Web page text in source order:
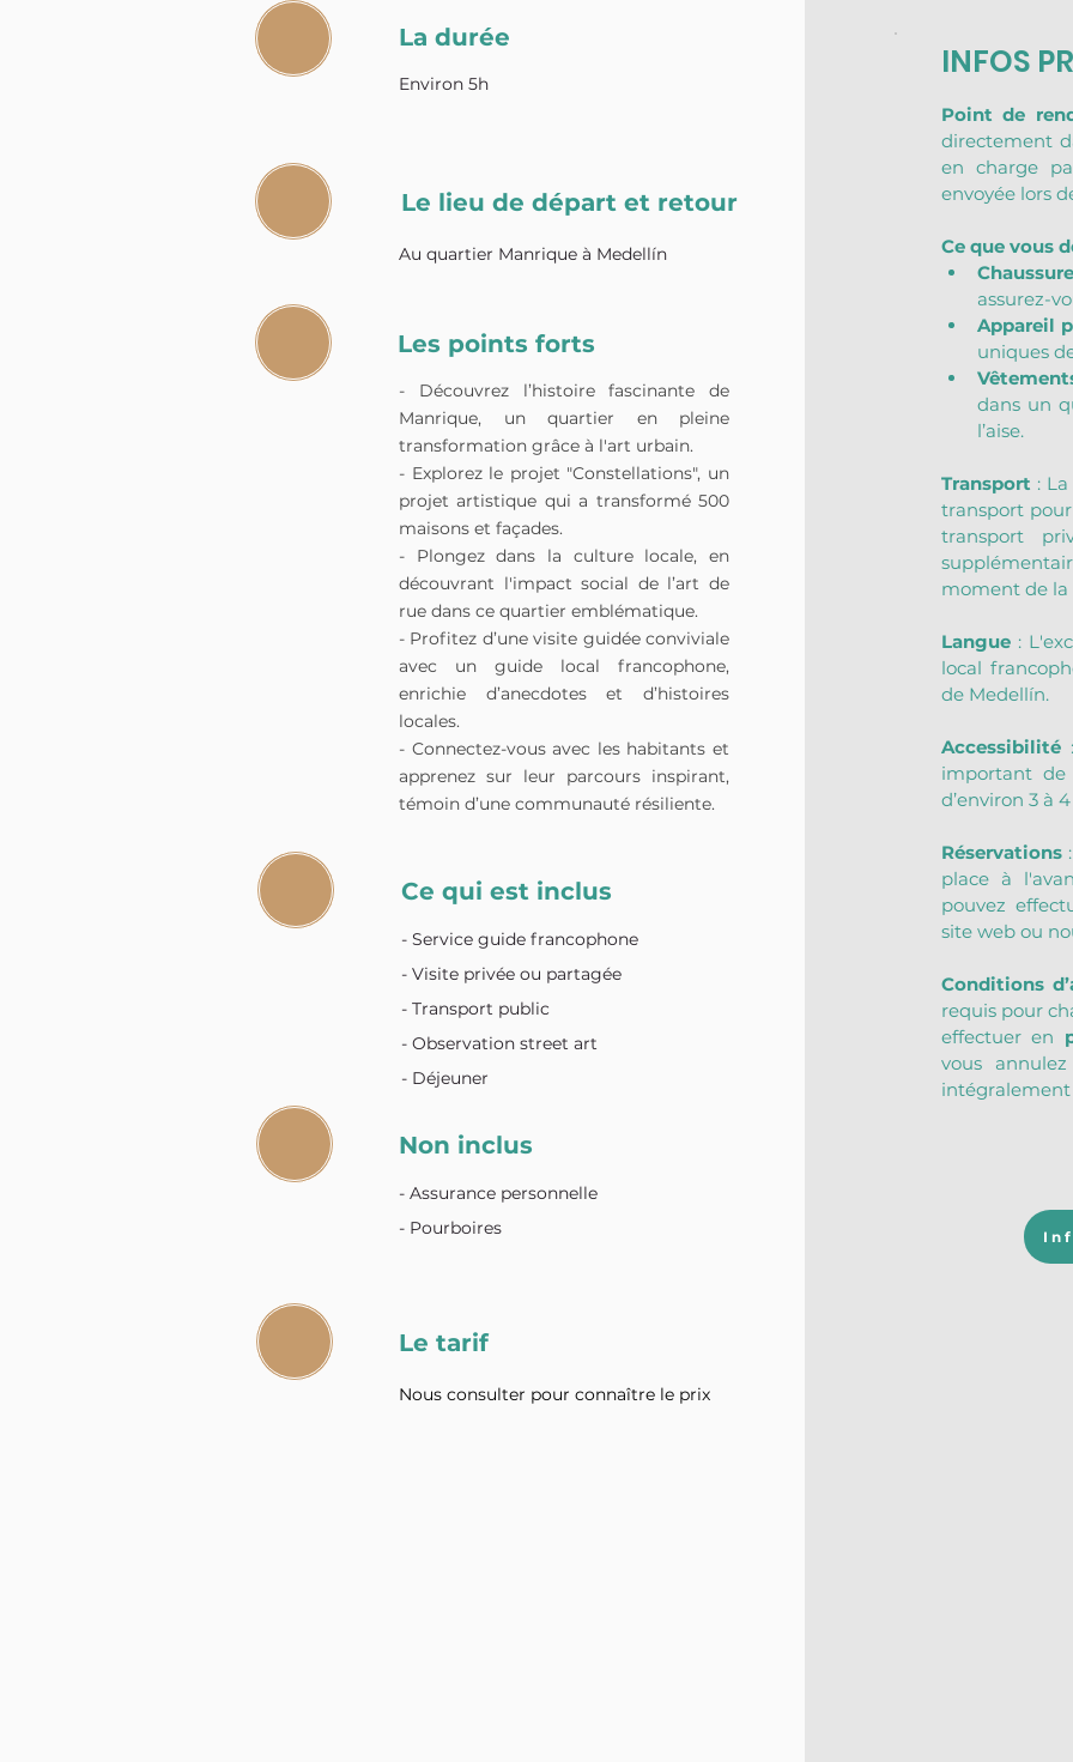
La durée
Environ 5h
Le lieu de départ et retour
Au quartier Manrique à Medellín
Les points forts
- Découvrez l’histoire fascinante de
Manrique, un quartier en pleine
transformation grâce à l'art urbain.
- Explorez le projet "Constellations", un
projet artistique qui a transformé 500
maisons et façades.
- Plongez dans la culture locale, en
découvrant l'impact social de l’art de
rue dans ce quartier emblématique.
- Profitez d’une visite guidée conviviale
avec un guide local francophone,
enrichie d’anecdotes et d’histoires
locales.
- Connectez-vous avec les habitants et
apprenez sur leur parcours inspirant,
témoin d’une communauté résiliente.
Ce qui est inclus
- Service guide francophone
- Visite privée ou partagée
- Transport public
- Observation street art
- Déjeuner
Non inclus
- Assurance personnelle
- Pourboires
Le tarif
Nous consulter pour connaître le prix
INFOS
Point de
directement
en charge
envoyée lors
Ce que vous
assurez-
Appareil
uniques
dans un
l’aise.
Transport :
transport
transport
moment de la
Langue :
local
de Medellín.
Accessibilité
important
d’environ 3 à
Réservations
place à
pouvez
site web ou
Conditions
requis pour
effectuer en
vous